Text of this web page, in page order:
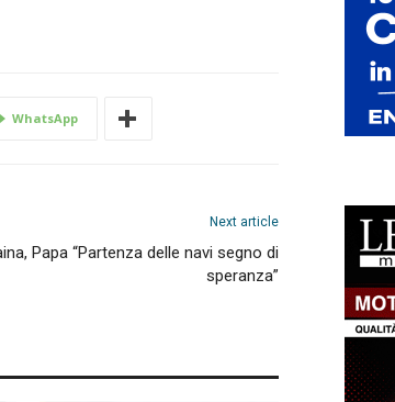
WhatsApp
Next article
Papa “Partenza delle navi segno di
speranza”